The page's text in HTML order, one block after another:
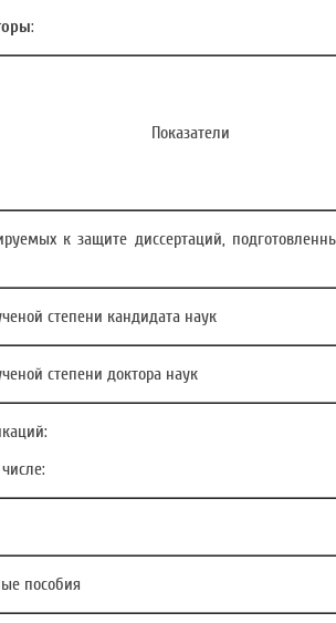
:
Показатели
к защите диссертаций,
степени кандидата наук
степени доктора наук
пособия